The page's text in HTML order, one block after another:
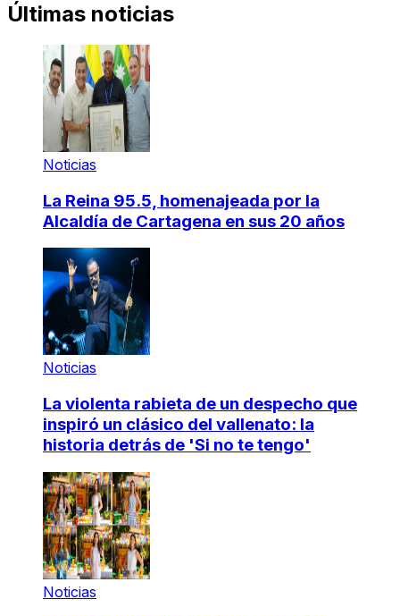
Últimas noticias
Noticias
La Reina 95.5, homenajeada por la
Alcaldía de Cartagena en sus 20 años
Noticias
La violenta rabieta de un despecho que
inspiró un clásico del vallenato: la
historia detrás de 'Si no te tengo'
Noticias